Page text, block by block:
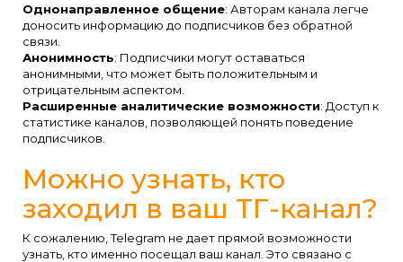
Однонаправленное общение: Авторам канала легче
доносить информацию до подписчиков без обратной
связи.
Анонимность: Подписчики могут оставаться
анонимными, что может быть положительным и
отрицательным аспектом.
Расширенные аналитические возможности: Доступ к
статистике каналов, позволяющей понять поведение
подписчиков.
Можно узнать, кто
заходил в ваш ТГ-канал?
К сожалению, Telegram не дает прямой возможности
узнать, кто именно посещал ваш канал. Это связано с